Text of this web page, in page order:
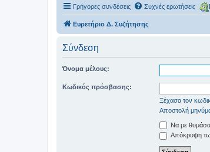
Γρήγορες συνδέσεις Συχνές ερωτήσεις
Ευρετήριο Δ. Συζήτησης
Σύνδεση
Όνομα μέλους:
Κωδικός πρόσβασης:
Ξέχασα τον
Αποστολή
Να με
Απόκρυψη